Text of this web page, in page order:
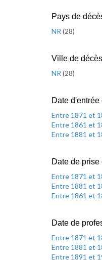
Pays de
NR (28)
Ville de décès
NR (28)
Date
Entre 1871 et
Entre 1861 et
Entre 1881 et
Date de prise
Entre 1871 et
Entre 1881 et
Entre 1861 et
Date de
Entre 1871 et
Entre 1881 et
Entre 1891 et